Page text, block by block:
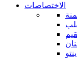
الاختصاصات